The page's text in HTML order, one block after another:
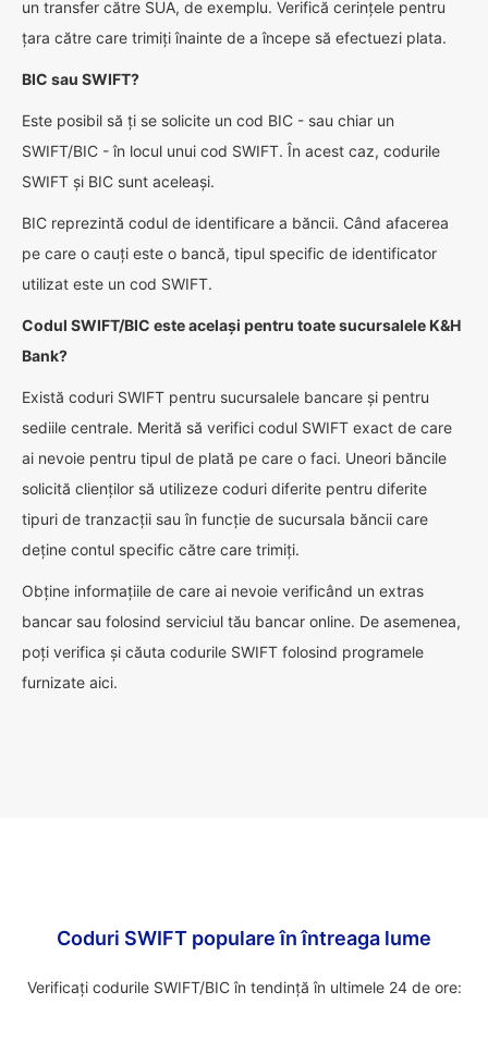
un transfer către SUA, de exemplu. Verifică cerințele pentru
țara către care trimiți înainte de a începe să efectuezi plata.
BIC sau SWIFT?
Este posibil să ți se solicite un cod BIC - sau chiar un
SWIFT/BIC - în locul unui cod SWIFT. În acest caz, codurile
SWIFT și BIC sunt aceleași.
BIC reprezintă codul de identificare a băncii. Când afacerea
pe care o cauți este o bancă, tipul specific de identificator
utilizat este un cod SWIFT.
Codul SWIFT/BIC este același pentru toate sucursalele K&H
Bank?
Există coduri SWIFT pentru sucursalele bancare și pentru
sediile centrale. Merită să verifici codul SWIFT exact de care
ai nevoie pentru tipul de plată pe care o faci. Uneori băncile
solicită clienților să utilizeze coduri diferite pentru diferite
tipuri de tranzacții sau în funcție de sucursala băncii care
deține contul specific către care trimiți.
Obține informațiile de care ai nevoie verificând un extras
bancar sau folosind serviciul tău bancar online. De asemenea,
poți verifica și căuta codurile SWIFT folosind programele
furnizate aici.
Coduri SWIFT populare în întreaga lume
Verificați codurile SWIFT/BIC în tendință în ultimele 24 de ore: